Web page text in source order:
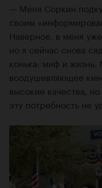
— Меня Соркин
своим
Наверное, в меня уже
но я сейчас снова
конька: миф и жизнь.
воодушевляющее
высокие качества,
эту потребность не